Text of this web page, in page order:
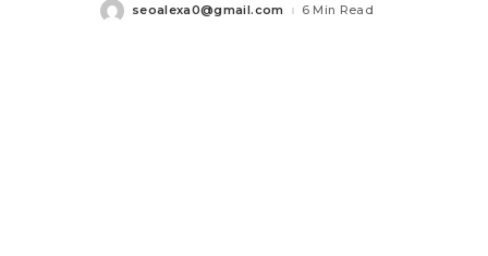
seoalexa0@gmail.com 6 Min Read